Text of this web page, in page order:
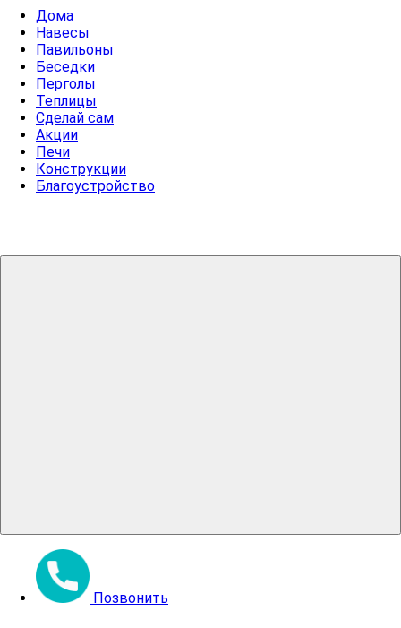
Дома
Навесы
Павильоны
Беседки
Перголы
Теплицы
Сделай сам
Акции
Печи
Конструкции
Благоустройство
Позвонить